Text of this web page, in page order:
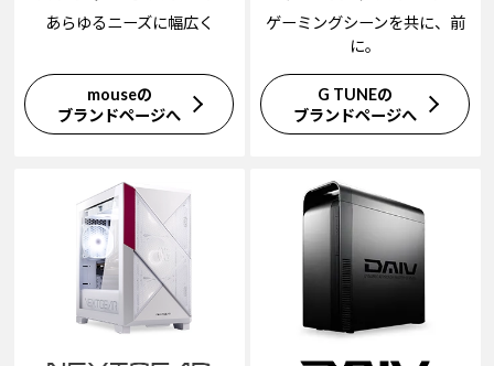
あらゆるニーズに幅広く
mouseの
ブランドページへ
ゲーミングシーンを共に、前
に。
G TUNEの
ブランドページへ